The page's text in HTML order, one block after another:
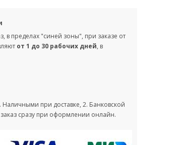
в пределах "синей зоны", при заказе от
от 1 до 30 рабочих дней, в
при доставке, 2. Банковской
заказ сразу при оформлении онлайн.